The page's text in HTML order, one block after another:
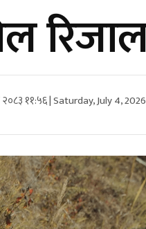
११:५६ | Saturday, July 4, 2026